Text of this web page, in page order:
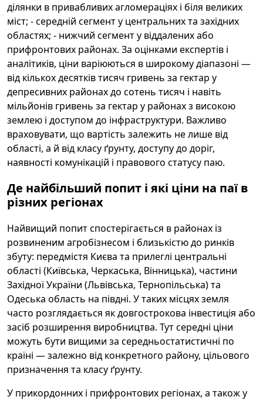
ділянки в привабливих агломераціях і біля великих
міст; - середній сегмент у центральних та західних
областях; - нижчий сегмент у віддалених або
прифронтових районах. За оцінками експертів і
аналітиків, ціни варіюються в широкому діапазоні —
від кількох десятків тисяч гривень за гектар у
депресивних районах до сотень тисяч і навіть
мільйонів гривень за гектар у районах з високою
землею і доступом до інфраструктури. Важливо
враховувати, що вартість залежить не лише від
області, а й від класу ґрунту, доступу до доріг,
наявності комунікацій і правового статусу паю.
Де найбільший попит і які ціни на паї в
різних регіонах
Найвищий попит спостерігається в районах із
розвиненим агробізнесом і близькістю до ринків
збуту: передмістя Києва та прилеглі центральні
області (Київська, Черкаська, Вінницька), частини
Західної України (Львівська, Тернопільська) та
Одеська область на півдні. У таких місцях земля
часто розглядається як довгострокова інвестиція або
засіб розширення виробництва. Тут середні ціни
можуть бути вищими за середньостатистичні по
країні — залежно від конкретного району, цільового
призначення та класу ґрунту.
У прикордонних і прифронтових регіонах, а також у